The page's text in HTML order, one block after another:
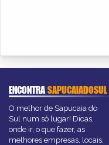
ENCONTRASAPUCAIADOSUL
O melhor de Sapucaia do
Sul num só lugar! Dicas,
onde ir, o que fazer, as
melhores empresas, locais,